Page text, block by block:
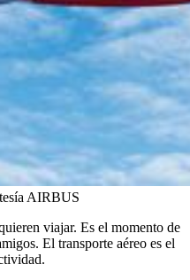
AIRBUS
viajar. Es el momento de
El transporte aéreo es el